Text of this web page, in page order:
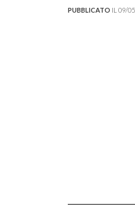
PUBBLICATO IL 09/